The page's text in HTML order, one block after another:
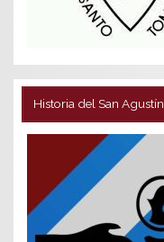
Historia del San Agustín